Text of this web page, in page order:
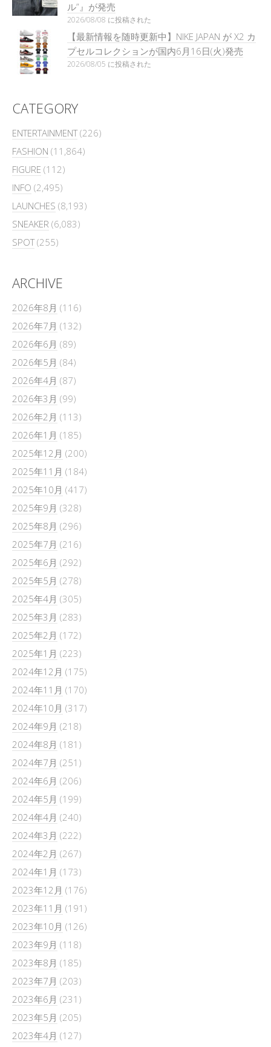
ル”』が発売
2026/08/08 に投稿された
【最新情報を随時更新中】NIKE JAPAN が X2 カ
プセルコレクションが国内6月16日(火)発売
2026/08/05 に投稿された
CATEGORY
ENTERTAINMENT(226)
FASHION (11,864)
FIGURE (112)
INFO (2,495)
LAUNCHES (8,193)
SNEAKER (6,083)
SPOT(255)
ARCHIVE
2026年8月 (116)
2026年7月 (132)
2026年6月 (89)
2026年5月 (84)
2026年4月 (87)
2026年3月 (99)
2026年2月 (113)
2026年1月 (185)
2025年12月 (200)
2025年11月 (184)
2025年10月 (417)
2025年9月 (328)
2025年8月 (296)
2025年7月 (216)
2025年6月 (292)
2025年5月 (278)
2025年4月 (305)
2025年3月 (283)
2025年2月 (172)
2025年1月 (223)
2024年12月 (175)
2024年11月 (170)
2024年10月 (317)
2024年9月 (218)
2024年8月 (181)
2024年7月 (251)
2024年6月 (206)
2024年5月 (199)
2024年4月 (240)
2024年3月 (222)
2024年2月 (267)
2024年1月 (173)
2023年12月 (176)
2023年11月 (191)
2023年10月 (126)
2023年9月 (118)
2023年8月 (185)
2023年7月 (203)
2023年6月 (231)
2023年5月 (205)
2023年4月 (127)